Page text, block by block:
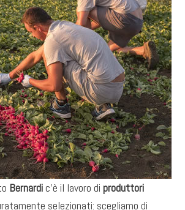
Bernardic’è il lavoro diproduttori
selezionati: scegliamo di